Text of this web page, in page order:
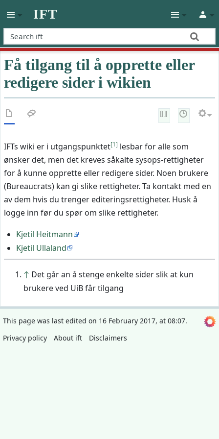
IFT
Få tilgang til å opprette eller
redigere sider i wikien
IFTs wiki er i utgangspunktet[1] lesbar for alle som
ønsker det, men det kreves såkalte sysops-rettigheter
for å kunne opprette eller redigere sider. Noen brukere
(Bureaucrats) kan gi slike rettigheter. Ta kontakt med en
av dem hvis du trenger editeringsrettigheter. Husk å
logge inn før du spør om slike rettigheter.
Kjetil Heitmann
Kjetil Ullaland
↑ Det går an å stenge enkelte sider slik at kun
brukere ved UiB får tilgang
This page was last edited on 16 February 2017, at 08:07.
Privacy policy
About ift Disclaimers